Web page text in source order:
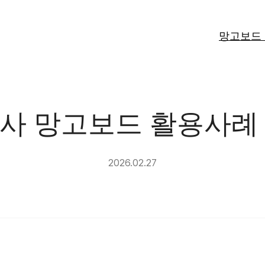
망고보드
망고보드 활용사
2026.02.27